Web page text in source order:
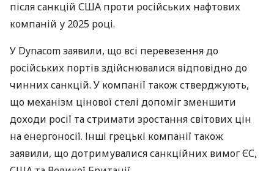
після санкцій США проти російських нафтових
компаній у 2025 році.
У Dynacom заявили, що всі перевезення до
російських портів здійснювалися відповідно до
чинних санкцій. У компанії також стверджують,
що механізм цінової стелі допоміг зменшити
доходи росії та стримати зростання світових цін
на енергоносії. Інші грецькі компанії також
заявили, що дотримувалися санкційних вимог ЄС,